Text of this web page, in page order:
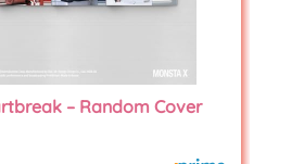
– Random Cover